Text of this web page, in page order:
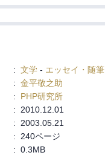
: 文学 - エッセイ・随筆
: 金平敬之助
:
PHP研究所
:
2010.12.01
:
2003.05.21
:
240ページ
: 0.3MB